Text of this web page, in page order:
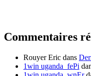
Commentaires
Rouyer Eric dans
1win uganda_fePi